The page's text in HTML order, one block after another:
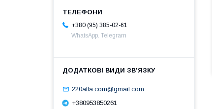
+380 (95) 385-02-61
WhatsApp. Telegram
220alfa.com@gmail.com
+380953850261